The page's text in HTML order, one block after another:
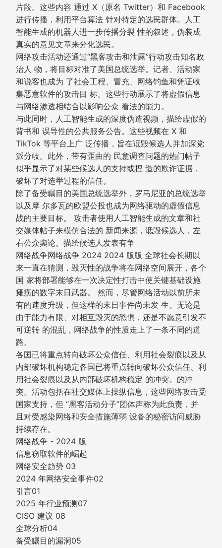
片段。这些内容 通过 X（原名 Twitter）和 Facebook
进行传播，利用平台算法 针对特定的选民群体。人工
智能生成的机器人进一步传播分裂 性的叙述，伪装成
真实的意见文章来分化选民。
网络攻击活动还通过“黑客攻击和泄露”行动攻击知名政
治人 物，将目标对准了美国总统选举。记者、活动家
和说客也成为 了社会工程、冒充、网络钓鱼和凭证收
集恶意软件的攻击目 标。这些行动展示了将虚假信息
与网络渗透相结合以影响公众 看法的能力。
与此同时，人工智能生成的深度伪造视频，描绘虚假的
背书和 误导性的公共服务公告。这些视频在 X 和
TikTok 等平台上广 泛传播，旨在诋毁候选人并加深党
派分歧。此外，带有歪曲的 民意调查问题的热门帖子
似乎显示了对某些候选人的支持或捏 造的欺诈证据，
破坏了对选举过程的信任。
除了备受瞩目的美国总统选举外，罗马尼亚的总统选举
以及摩 尔多瓦的欧盟公投也成为网络驱动的虚假信息
战的主要目标。 攻击者使用人工智能生成的文章和社
交媒体帖子来模仿合法的 新闻来源，诋毁候选人，左
右公众舆论。描绘候选人发表有争
网络战争网络战争 2024 2024 版版 全球社会长期以
来一直在猜测，毁灭性的战争将在网络空间展开，各个
国 家将部署能够在一次决定性打击中使关键基础设施
瘫痪的数字末日武器。 然而，尽管网络活动以前所未
有的速度升级，但这样的末日事件尚未发 生。无论是
由于能力有限、对相互毁灭的恐惧，还是不愿意引发不
可逆转 的混乱，网络战争的性质走上了一条不同的道
路。
各国已将重点转向破坏公众信任、利用社会裂痕以及从
内部破坏机构稳定各国已将重点转向破坏公众信任、利
用社会裂痕以及从内部破坏机构稳定 的冲突。的冲
突。活动包括在社交媒体上操纵信息，这些网络攻击受
国家支持，但 “黑客活动分子”团体声称为此负责，并
且对受感染网络和安全措施薄弱 设备的秘密访问威胁
持续存在。
网络战争 - 2024 版
信息窃取软件的崛起
网络安全趋势 03
2024 年网络安全事件02
引言01
2025 年行业预测07
CISO 建议 08
全球分析04
备受瞩目的漏洞05